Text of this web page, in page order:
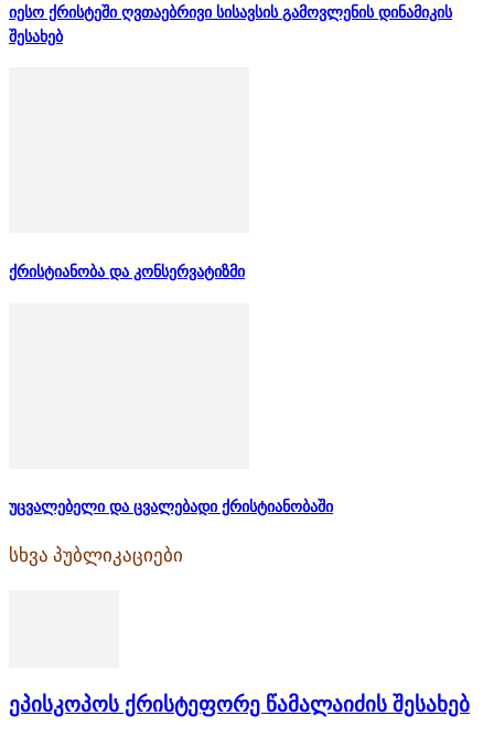
იესო ქრისტეში ღვთაებრივი სისავსის გამოვლენის დინამიკის
შესახებ
ქრისტიანობა და კონსერვატიზმი
უცვალებელი და ცვალებადი ქრისტიანობაში
სხვა პუბლიკაციები
ეპისკოპოს ქრისტეფორე წამალაიძის შესახებ